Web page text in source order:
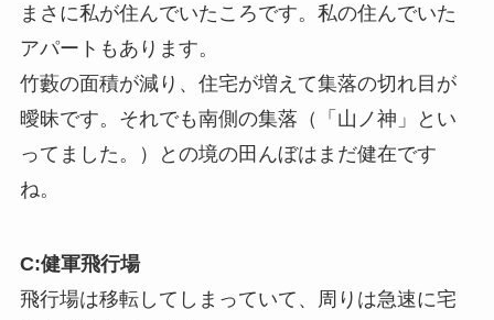
まさに私が住んでいたころです。私の住んでいた
アパートもあります。
竹藪の面積が減り、住宅が増えて集落の切れ目が
曖昧です。それでも南側の集落（「山ノ神」とい
ってました。）との境の田んぼはまだ健在です
ね。
C:健軍飛行場
飛行場は移転してしまっていて、周りは急速に宅